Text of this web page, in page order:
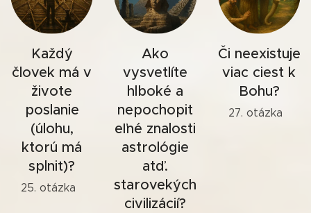
Každý
človek má v
živote
poslanie
(úlohu,
ktorú má
splniť)?
25. otázka
Ako
vysvetlíte
hlboké a
nepochopit
eľné znalosti
astrológie
atď.
starovekých
civilizácií?
Či neexistuje
viac ciest k
Bohu?
27. otázka